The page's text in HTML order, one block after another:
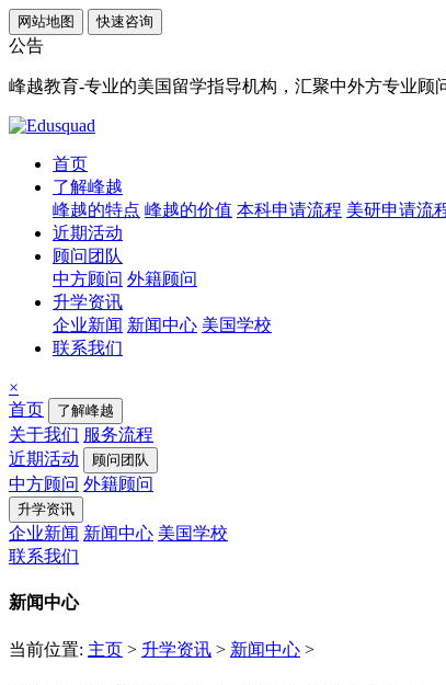
网站地图 快速咨询
公告
峰越教育-专业的美国留学指导机构，汇聚中外方专业顾
首页
了解峰越
峰越的特点 峰越的价值 本科申请流程 美研申请流
近期活动
顾问团队
中方顾问 外籍顾问
升学资讯
企业新闻 新闻中心 美国学校
联系我们
×
首页
了解峰越
关于我们 服务流程
近期活动
顾问团队
中方顾问 外籍顾问
升学资讯
企业新闻 新闻中心 美国学校
联系我们
新闻中心
当前位置: 主页 > 升学资讯 > 新闻中心 >